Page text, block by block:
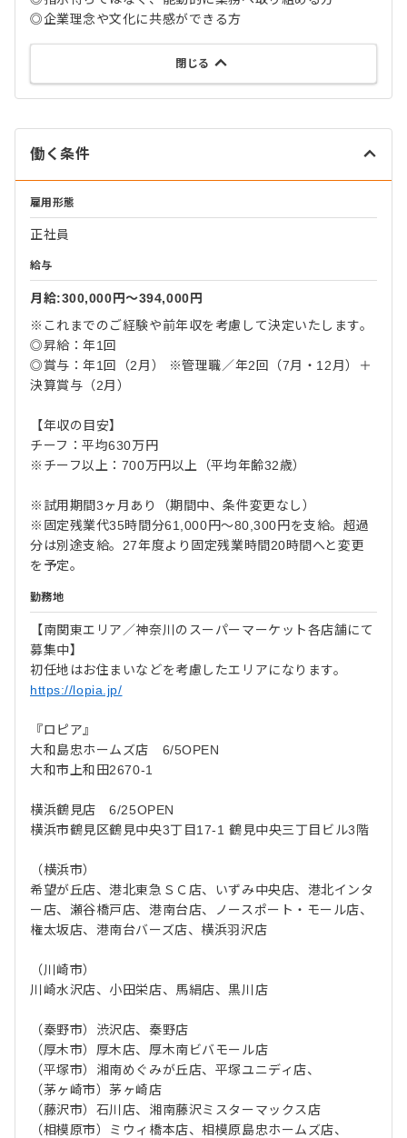
◎企業理念や文化に共感ができる方
閉じる
働く条件
雇用形態
正社員
給与
月給:300,000円〜394,000円
※これまでのご経験や前年収を考慮して決定いたします。
◎昇給：年1回
◎賞与：年1回（2月） ※管理職／年2回（7月・12月）＋
決算賞与（2月）
【年収の目安】
チーフ：平均630万円
※チーフ以上：700万円以上（平均年齢32歳）
※試用期間3ヶ月あり（期間中、条件変更なし）
※固定残業代35時間分61,000円～80,300円を支給。超過
分は別途支給。27年度より固定残業時間20時間へと変更
を予定。
勤務地
【南関東エリア／神奈川のスーパーマーケット各店舗にて
募集中】
初任地はお住まいなどを考慮したエリアになります。
https://lopia.jp/
『ロピア』
大和島忠ホームズ店 6/5OPEN
大和市上和田2670-1
横浜鶴見店 6/25OPEN
横浜市鶴見区鶴見中央3丁目17-1 鶴見中央三丁目ビル3階
（横浜市）
希望が丘店、港北東急ＳＣ店、いずみ中央店、港北インタ
ー店、瀬谷橋戸店、港南台店、ノースポート・モール店、
権太坂店、港南台バーズ店、横浜羽沢店
（川崎市）
川崎水沢店、小田栄店、馬絹店、黒川店
（秦野市）渋沢店、秦野店
（厚木市）厚木店、厚木南ビバモール店
（平塚市）湘南めぐみが丘店、平塚ユニディ店、
（茅ヶ崎市）茅ヶ崎店
（藤沢市）石川店、湘南藤沢ミスターマックス店
（相模原市）ミウィ橋本店、相模原島忠ホームズ店、